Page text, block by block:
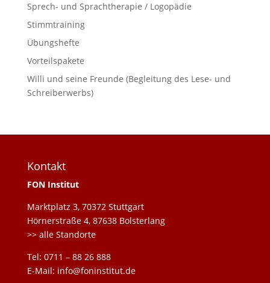
Sprech- und Sprachtherapie / Logopädie
Stimmtraining
Übungshefte
Vorteilspakete
Willi und seine Freunde (Begleitung des Lese- und
Schreiberwerbs)
Kontakt
FON Institut
Marktplatz 3, 70372 Stuttgart
Hörnerstraße 4, 87638 Bolsterlang
>> alle Standorte
Tel: 0711 – 88 26 888
E-Mail: info@foninstitut.de